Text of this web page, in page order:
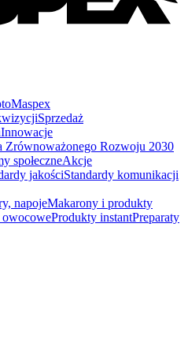
Sprzedaż
Innowacje
Zrównoważonego Rozwoju 2030
społeczneAkcje
jakościStandardy komunikacji
napojeMakarony i produkty
Produkty instantPreparaty